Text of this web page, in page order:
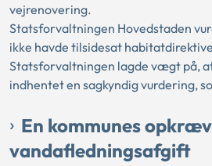
vejrenovering.
Statsforvaltningen Hovedstaden
ikke havde tilsidesat
Statsforvaltningen lagde vægt på,
indhentet en sagkyndig vurdering,
En kommunes
vandafledningsafgift